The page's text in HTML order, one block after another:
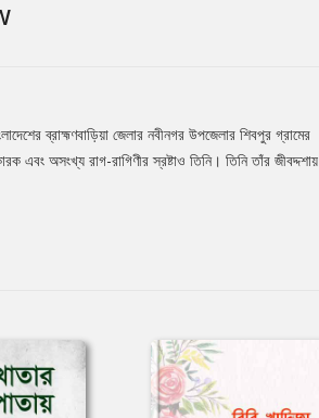
ব্রাহ্মণবাড়িয়া জেলার নবীনগর উপজেলার শিবপুর গ্রামের
এবং অসংখ্য রাগ-রাগিণীর স্রষ্টাও তিনি। তিনি তাঁর জীবদ্দশায়